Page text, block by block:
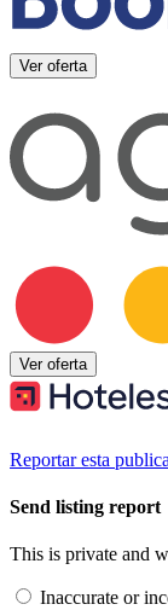
Ver oferta
Ver oferta
Reportar esta
Send listing report
This is private and
Inaccurate or